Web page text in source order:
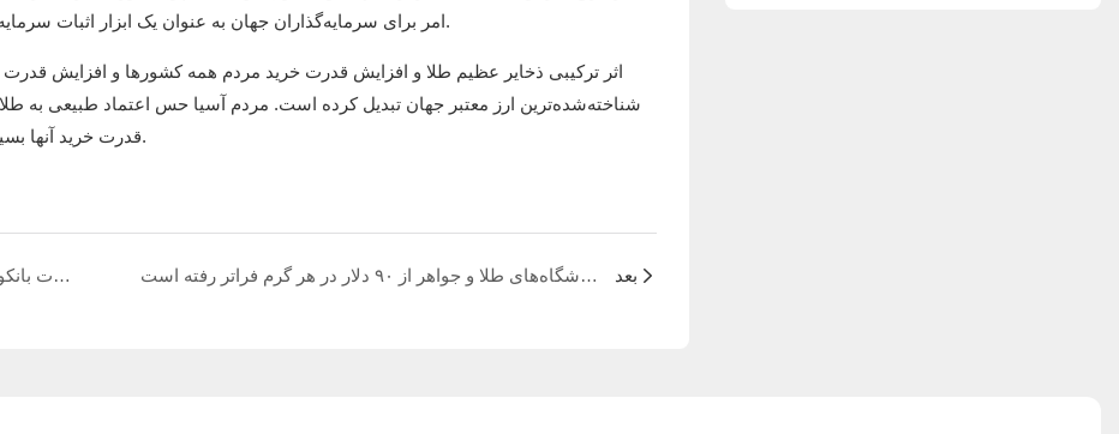
امر برای سرمایه‌گذاران جهان به عنوان یک ابزار اثبات سرمایه‌گذاری در طلا و به عنوان پشتوانه ارز سخت طلا، اهمیت دارد.
شناخته‌شده‌ترین ارز معتبر جهان تبدیل کرده است. مردم آسیا حس اعتماد طبیعی به
قدرت خرید آنها بسیار بیشتر از میزان ذخایر ملی طلا و قدرت خرید دولت‌ها است.
هاسونگ در نمایشگاه جواهرات بانکوک در تاریخ ۶ تا ۱۰ سپتامبر ۲۰۲۳ شرکت خواهد کرد. قیمت طلا در فروشگاه‌های طلا و جواهر از ۹۰ دلار در هر گرم فراتر رفته است. بعد